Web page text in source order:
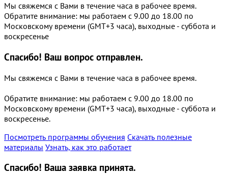
Мы свяжемся с Вами в течение часа в рабочее время.
Обратите внимание: мы работаем с 9.00 до 18.00 по
Московскому времени (GMT+3 часа), выходные - суббота и
воскресенье
Спасибо! Ваш вопрос отправлен.
Мы свяжемся с Вами в течение часа в рабочее время.
Обратите внимание: мы работаем с 9.00 до 18.00 по
Московскому времени (GMT+3 часа), выходные - суббота и
воскресенье.
Посмотреть программы обучения Скачать полезные
материалы Узнать, как это работает
Спасибо! Ваша заявка принята.